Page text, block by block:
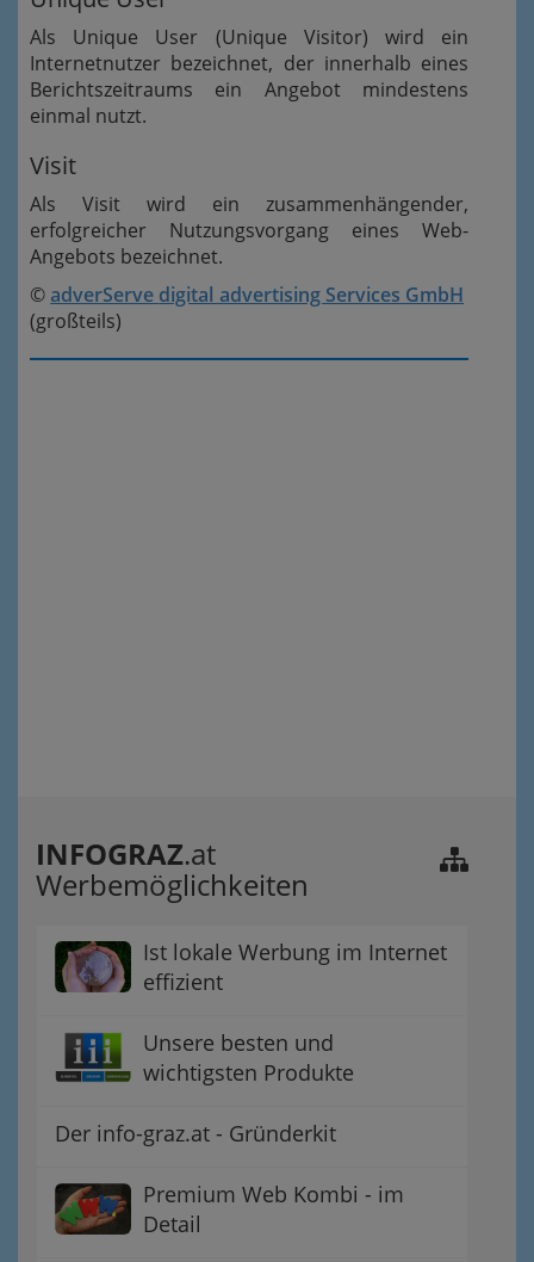
Als Unique User (Unique Visitor) wird ein
Internetnutzer bezeichnet, der innerhalb eines
Berichtszeitraums ein Angebot mindestens
einmal nutzt.
Visit
Als Visit wird ein zusammenhängender,
erfolgreicher Nutzungsvorgang eines Web-
Angebots bezeichnet.
© adverServe digital advertising Services GmbH
(großteils)
INFOGRAZ.at
Werbemöglichkeiten
Ist lokale Werbung im Internet
effizient
Unsere besten und
wichtigsten Produkte
Der info-graz.at - Gründerkit
Premium Web Kombi - im
Detail